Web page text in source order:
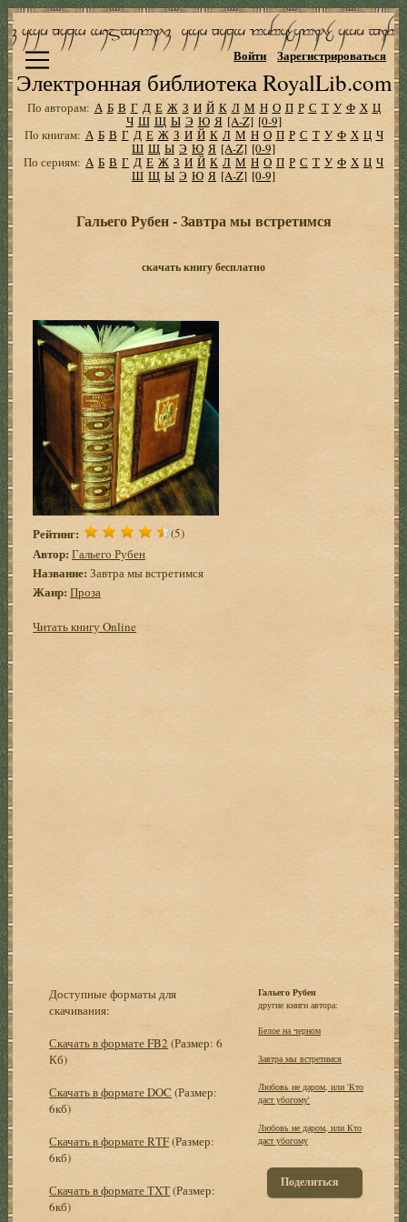
Электронная библиотека RoyalLib.com
Войти Зарегистрироваться
По авторам: А Б В Г Д Е Ж З И Й К Л М Н О П Р С Т У Ф Х Ц
Ч Ш Щ Ы Э Ю Я [A-Z] [0-9]
По книгам: А Б В Г Д Е Ж З И Й К Л М Н О П Р С Т У Ф Х Ц Ч
Ш Щ Ы Э Ю Я [A-Z] [0-9]
По сериям: А Б В Г Д Е Ж З И Й К Л М Н О П Р С Т У Ф Х Ц Ч
Ш Щ Ы Э Ю Я [A-Z] [0-9]
Гальего Рубен - Завтра мы встретимся
скачать книгу бесплатно
Рейтинг: (5)
Автор: Гальего Рубен
Название: Завтра мы встретимся
Жанр: Проза
Читать книгу Online
Доступные форматы для
скачивания:
Скачать в формате FB2 (Размер: 6
Кб)
Скачать в формате DOC (Размер:
6кб)
Скачать в формате RTF(Размер:
6кб)
Скачать в формате TXT(Размер:
6кб)
Гальего Рубен
другие книги автора:
Белое на черном
Завтра мы встретимся
Любовь не даром, или 'Кто
даст убогому'
Любовь не даром, или Кто
даст убогому
Поделиться